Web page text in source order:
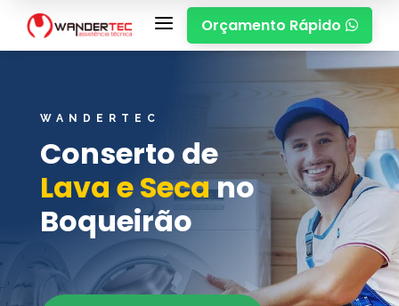
a Orçamento Rápido 
WANDERTEC
Conserto de
Lava e Secano
Boqueirão